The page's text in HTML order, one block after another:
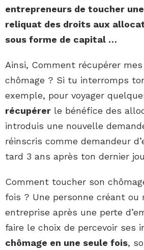
entrepreneurs de toucher
reliquat des droits aux
sous forme de capital …
Ainsi, Comment récupérer
chômage ? Si tu interromps
exemple, pour voyager
récupérer le bénéfice des
introduis une nouvelle
réinscris comme demandeur
tard 3 ans après ton dernier
Comment toucher son
fois ? Une personne créant ou
entreprise après une perte
faire le choix de percevoir ses
chômage en une seule fois,